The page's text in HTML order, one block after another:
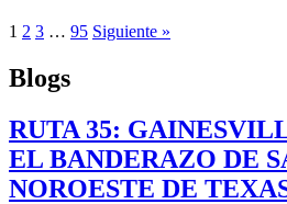
1 2 3 … 95 Siguiente »
Blogs
RUTA 35:
EL BANDERAZO DE
NOROESTE DE